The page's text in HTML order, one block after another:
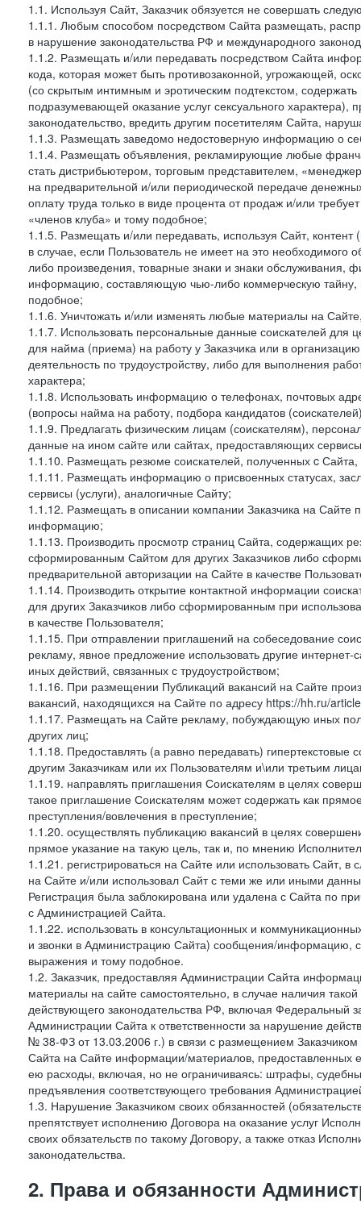
1.1. Используя Сайт, Заказчик обязуется не совершать
1.1.1. Любым способом посредством Сайта размещать,
в нарушение законодательства РФ и международного
1.1.2. Размещать и/или передавать посредством Сайта
кода, которая может быть противозаконной, угрожающей,
(со скрытым интимным и эротическим подтекстом,
подразумевающей оказание услуг сексуального
законодательство, вредить другим посетителям Сайта,
1.1.3. Размещать заведомо недостоверную информацию о
1.1.4. Размещать объявления, рекламирующие любые
стать дистрибьютером, торговым представителем,
на предварительной и/или периодической передаче
оплату труда только в виде процента от продаж и/или
«членов клуба» и тому подобное;
1.1.5. Размещать и/или передавать, используя Сайт,
в случае, если Пользователь не имеет на это
либо произведения, товарные знаки и знаки
информацию, составляющую чью-либо коммерческую тайну,
подобное;
1.1.6. Уничтожать и/или изменять любые материалы на
1.1.7. Использовать персональные данные соискателей для
для найма (приема) на работу у Заказчика или в
деятельность по трудоустройству, либо для выполнения
характера;
1.1.8. Использовать информацию о телефонах, почтовых
(вопросы найма на работу, подбора кандидатов
1.1.9. Предлагать физическим лицам (соискателям),
данные на ином сайте или сайтах, предоставляющих
1.1.10. Размещать резюме соискателей, полученных c
1.1.11. Размещать информацию о присвоенных статусах,
сервисы (услуги), аналогичные Сайту;
1.1.12. Размещать в описании компании Заказчика на Сайте
информацию;
1.1.13. Производить просмотр страниц Сайта, содержащих
сформированным Сайтом для других Заказчиков либо
предварительной авторизации на Сайте в качестве
1.1.14. Производить открытие контактной информации
для других Заказчиков либо сформированным при
в качестве Пользователя;
1.1.15. При отправлении приглашений на собеседование
рекламу, явное предложение использовать другие
иных действий, связанных с трудоустройством;
1.1.16. При размещении Публикаций вакансий на Сайте
вакансий, находящихся на Сайте по адресу https://hh.ru/
1.1.17. Размещать на Сайте рекламу, побуждающую иных
других лиц;
1.1.18. Предоставлять (а равно передавать)
другим Заказчикам или их Пользователям и\или третьим
1.1.19. направлять приглашения Соискателям в целях
такое приглашение Соискателям может содержать как
преступления/вовлечения в преступление;
1.1.20. осуществлять публикацию вакансий в целях
прямое указание на такую цель, так и, по мнению
1.1.21. регистрироваться на Сайте или использовать Сайт,
на Сайте и/или использовал Сайт с теми же или иными
Регистрация была заблокирована или удалена с Сайта по
с Администрацией Сайта.
1.1.22. использовать в консультационных и
и звонки в Администрацию Сайта) сообщения/информацию,
выражения и тому подобное.
1.2. Заказчик, предоставляя Администрации Сайта
материалы на сайте самостоятельно, в случае наличия
действующего законодательства РФ, включая
Администрации Сайта к ответственности за нарушение
№ 38-ФЗ от 13.03.2006 г.) в связи с размещением
Сайта на Сайте информации/материалов, предоставленных
ею расходы, включая, но не ограничиваясь: штрафы,
предъявления соответствующего требования
1.3. Нарушение Заказчиком своих обязанностей
препятствует исполнению Договора на оказание услуг
своих обязательств по такому Договору, а также отказ
законодательства.
2. Права и обязанности